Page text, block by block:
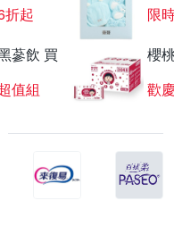
折起
限
蔘飲 買
值組
櫻
歡